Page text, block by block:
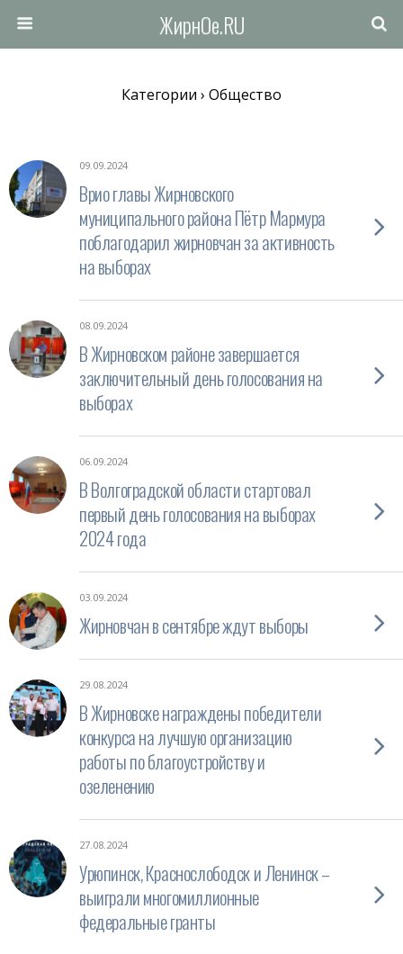
ЖирнОе.RU
Категории › Общество
09.09.2024
Врио главы Жирновского
муниципального района Пётр Мармура
поблагодарил жирновчан за активность
на выборах
08.09.2024
В Жирновском районе завершается
заключительный день голосования на
выборах
06.09.2024
В Волгоградской области стартовал
первый день голосования на выборах
2024 года
03.09.2024
Жирновчан в сентябре ждут выборы
29.08.2024
В Жирновске награждены победители
конкурса на лучшую организацию
работы по благоустройству и
озеленению
27.08.2024
Урюпинск, Краснослободск и Ленинск –
выиграли многомиллионные
федеральные гранты